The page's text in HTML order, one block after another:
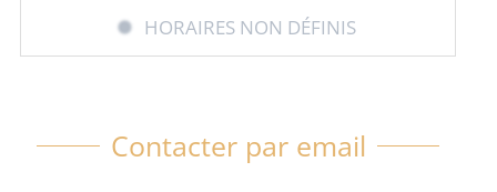
HORAIRES NON DÉFINIS
Contacter par email